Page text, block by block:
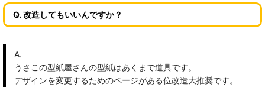
Q. 改造してもいいんですか？
A.
うさこの型紙屋さんの型紙はあくまで道具です。
デザインを変更するためのページがある位改造大推奨です。